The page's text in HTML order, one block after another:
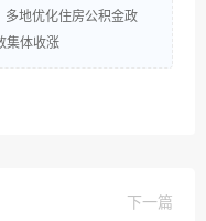
多地优化住房公积金政
集体收涨
下一篇